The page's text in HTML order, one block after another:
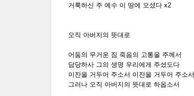
거룩하신 주 예수 이 땅에 오셨다 x2
오직 아버지의 뜻대로
어둠의 무거운 짐 죽음의 고통을 주께서
담당하사 그의 생명 우리에게 주셨도다
이잔을 거두어 주소서 이잔을 거두어 주소서
그러나 오직 아버지의 뜻대로 하옵소서